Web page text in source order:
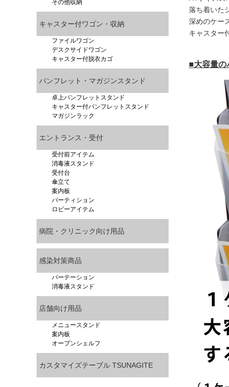
落ち着いた
深めのケー
キャスター
■大容量の
その他収納
キャスター付ワゴン・収納
ファイルワゴン
デスクサイドワゴン
キャスター付脱衣カゴ
パンフレット・マガジンスタンド
卓上パンフレットスタンド
キャスター付パンフレットスタンド
マガジンラック
エントランス・受付
受付前アイテム
消毒液スタンド
受付台
傘立て
案内板
パーティション
ロビーアイテム
病院・クリニック向け用品
感染対策商品
パーテーション
消毒液スタンド
店舗向け用品
メニュースタンド
案内板
オープンシェルフ
カスタマイズテーブル TSUNAGITE